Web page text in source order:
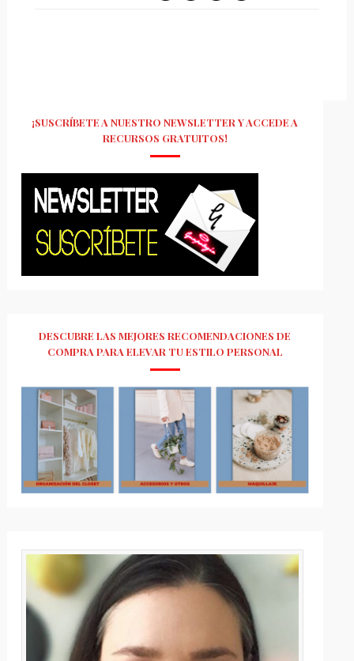
¡SUSCRÍBETE A NUESTRO NEWSLETTER Y ACCEDE A
RECURSOS GRATUITOS!
DESCUBRE LAS MEJORES RECOMENDACIONES DE
COMPRA PARA ELEVAR TU ESTILO PERSONAL